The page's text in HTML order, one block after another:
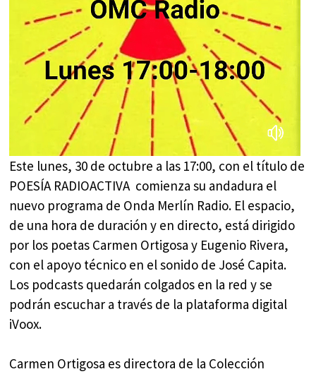
Este lunes, 30 de octubre a las 17:00, con el título de
POESÍA RADIOACTIVA comienza su andadura el
nuevo programa de Onda Merlín Radio. El espacio,
de una hora de duración y en directo, está dirigido
por los poetas Carmen Ortigosa y Eugenio Rivera,
con el apoyo técnico en el sonido de José Capita.
Los podcasts quedarán colgados en la red y se
podrán escuchar a través de la plataforma digital
iVoox.
Carmen Ortigosa es directora de la Colección